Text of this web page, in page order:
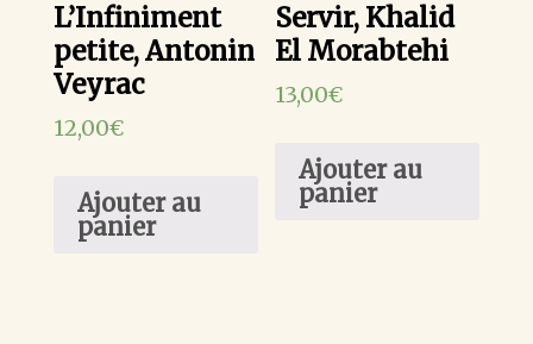
L’Infiniment
petite, Antonin
Veyrac
12,00€
Ajouter au
panier
Servir, Khalid
El Morabtehi
13,00€
Ajouter au
panier